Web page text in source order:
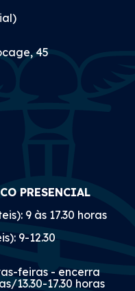
45
PRESENCIAL
9 às 17.30 horas
9-12.30
feiras - encerra
13.30-17.30 horas